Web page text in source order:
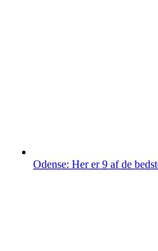
Odense: Her er 9 af de